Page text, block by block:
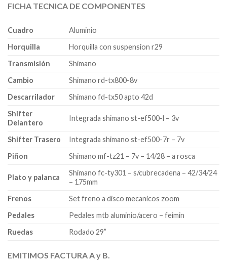
FICHA TECNICA DE COMPONENTES
Cuadro
Aluminio
Horquilla
Horquilla con suspension r29
Transmisión
Shimano
Cambio
Shimano rd-tx800-8v
Descarrilador
Shimano fd-tx50 apto 42d
Shifter
Delantero
Integrada shimano st-ef500-l – 3v
Shifter Trasero
Integrada shimano st-ef500-7r – 7v
Piñon
Shimano mf-tz21 – 7v – 14/28 – a rosca
Plato y palanca
Shimano fc-ty301 – s/cubrecadena – 42/34/24
– 175mm
Frenos
Set freno a disco mecanicos zoom
Pedales
Pedales mtb aluminio/acero – feimin
Ruedas
Rodado 29”
EMITIMOS FACTURA A y B.